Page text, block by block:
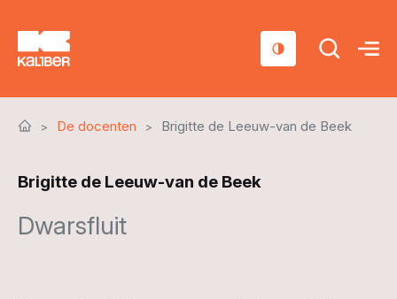
Sociaal domein
Over ons
De docenten Brigitte de Leeuw-van de Beek
Brigitte de Leeuw-van de Beek
Dwarsfluit